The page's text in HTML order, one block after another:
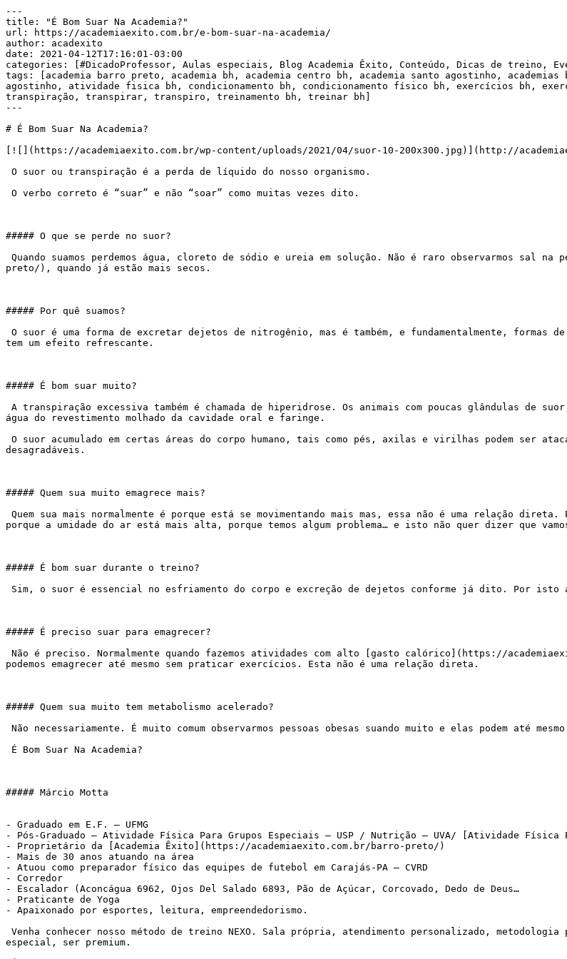
---
title: "É Bom Suar Na Academia?"
url: https://academiaexito.com.br/e-bom-suar-na-academia/
author: acadexito
date: 2021-04-12T17:16:01-03:00
categories: [#DicadoProfessor, Aulas especiais, Blog Academia Êxito, Conteúdo, Dicas de treino,
tags: [academia barro preto, academia bh, academia centro bh, academia santo agostinho,
agostinho, atividade fisica bh, condicionamento bh, condicionamento físico bh, exercícios bh,
transpiração, transpirar, transpiro, treinamento bh, treinar bh]
---
# É Bom Suar Na Academia?
[![](https://academiaexito.com.br/wp-content/uploads/2021/04/suor-10-200x300.jpg)](http://
##### O que se perde no suor?
preto/), quando já estão mais secos.
##### Por quê suamos?
tem um efeito refrescante.
##### É bom suar muito?
água do revestimento molhado da cavidade oral e faringe.
desagradáveis.
##### Quem sua muito emagrece mais?
porque a umidade do ar está mais alta, porque temos algum problema… e isto não quer dizer que
##### É bom suar durante o treino?
##### É preciso suar para emagrecer?
podemos emagrecer até mesmo sem praticar exercícios. Esta não é uma relação direta.
##### Quem sua muito tem metabolismo acelerado?
##### Márcio Motta
- Graduado em E.F. – UFMG
- Pós-Graduado – Atividade Física Para Grupos Especiais – USP / Nutrição – UVA/ [Atividade
- Proprietário da [Academia Êxito](https://academiaexito.com.br/barro-preto/)
- Mais de 30 anos atuando na área
- Atuou como preparador físico das equipes de futebol em Carajás-PA – CVRD
- Corredor
- Escalador (Aconcágua 6962, Ojos Del Salado 6893, Pão de Açúcar, Corcovado, Dedo de Deus…
- Praticante de Yoga
- Apaixonado por esportes, leitura, empreendedorismo.
especial, ser premium.